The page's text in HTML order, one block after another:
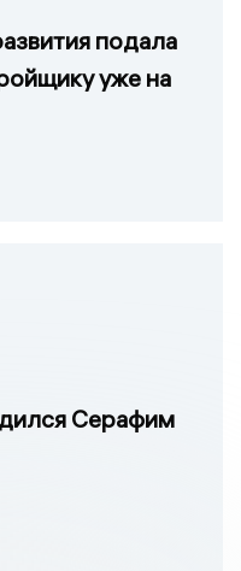
подала
уже на
Серафим